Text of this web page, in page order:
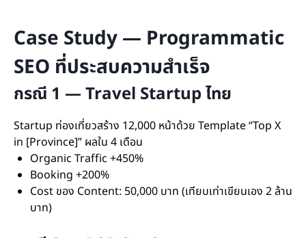
Case Study — Programmatic
SEO ที่ประสบความสำเร็จ
กรณี 1 — Travel Startup ไทย
Startup ท่องเที่ยวสร้าง 12,000 หน้าด้วย Template “Top X
in [Province]” ผลใน 4 เดือน
Organic Traffic +450%
Booking +200%
Cost ของ Content: 50,000 บาท (เทียบเท่าเขียนเอง 2 ล้าน
บาท)